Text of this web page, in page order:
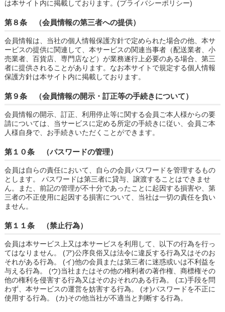
は本サイト内に掲載しております。(プライバシーポリシー)
第８条 （会員情報の第三者への提供）
会員情報は、当社の個人情報保護方針で定められた場合の他、本サ
ービスの提供に関連して、本サービスの関連当事者（配送業者、小
売業者、百貨店、専門店など）が業務遂行上必要のある場合、第三
者に提供されることがあります。なお本サイトで規定する個人情報
保護方針は本サイト内に掲載しております。
第９条 （会員情報の開示・訂正等の手続きについて）
会員情報の開示、訂正、利用停止等に関する会員ご本人様からの要
請については、当サービスに定める所定の手続きに従い、会員ご本
人様自身で、お手続きいただくことができます。
第１０条 （パスワードの管理）
会員は自らの責任において、自らの会員パスワードを管理するもの
とします。 パスワードは第三者に貸与、譲渡することはできませ
ん。また、前記の管理が不十分であったことに起因する損害や、第
三者の不正使用に起因する損害について、当社は一切の責任を負い
ません。
第１１条 （禁止行為）
会員は本サービス上又は本サービスを利用して、以下の行為を行っ
てはなりません。 (ア)公序良俗又は法令に違反する行為又はそのお
それがある行為。 (イ)他の会員または第三者に迷惑或いは不利益を
与える行為。 (ウ)当社またはその他の権利者の著作権、商標権その
他の権利を侵害する行為又はそのおそれのある行為。 (エ)手段を問
わず、本サービスの運営を妨害する行為。 (オ)パスワードを不正に
使用する行為。 (カ)その他当社が不適当と判断する行為。